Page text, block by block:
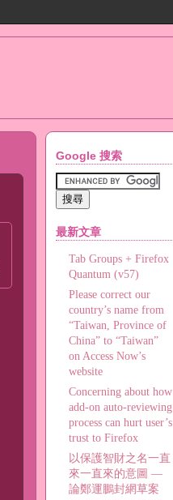
Google 搜索
最新文章
Tab Groups + Firefox
Quantum (v57)
Please correct our
country’s name from
“Taiwan, Province of
China” to “Taiwan”
on Access Now’s
website
Concerning about how
add-on auto-reviewing
process can hurt user’s
trust to Firefox
以保護智財之名一直
來一直來的意圖 —
論鄭運鵬封網草案